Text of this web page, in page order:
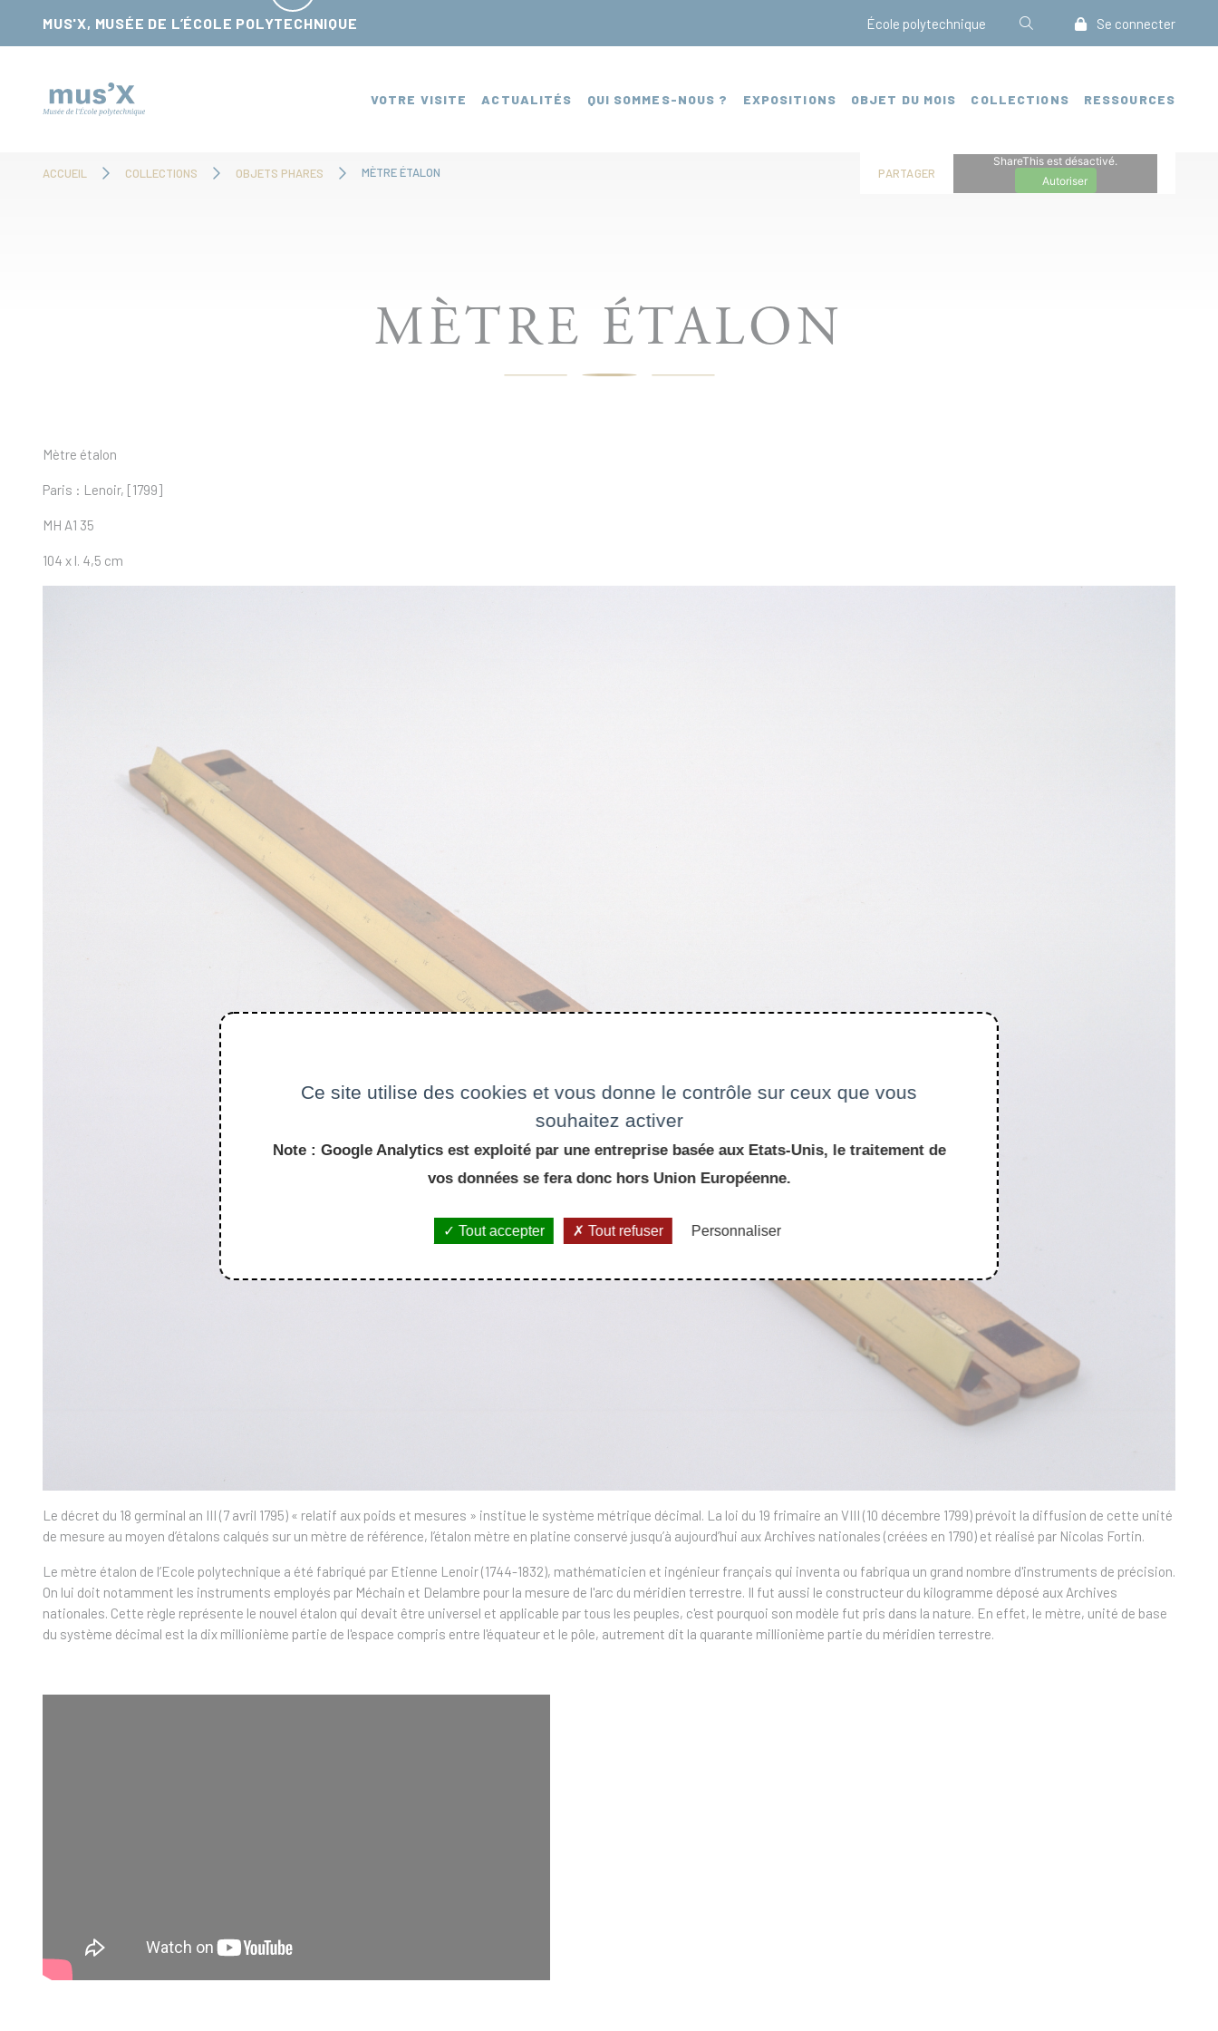
MUS'X, MUSÉE DE L’ÉCOLE POLYTECHNIQUE École polytechnique Se connecter
VOTRE VISITE ACTUALITÉS QUI SOMMES-NOUS ? EXPOSITIONS OBJET DU MOIS COLLECTIONS RESSOURCES
ACCUEIL COLLECTIONS OBJETS PHARES MÈTRE ÉTALON PARTAGER
ShareThis est désactivé.
Autoriser
MÈTRE ÉTALON
Mètre étalon
Paris : Lenoir, [1799]
MH A1 35
104 x l. 4,5 cm
Le décret du 18 germinal an III (7 avril 1795) « relatif aux poids et mesures » institue le système métrique décimal. La loi du 19 frimaire an VIII (10 décembre 1799) prévoit la diffusion de cette unité
de mesure au moyen d’étalons calqués sur un mètre de référence, l’étalon mètre en platine conservé jusqu’à aujourd’hui aux Archives nationales (créées en 1790) et réalisé par Nicolas Fortin.
Le mètre étalon de l’Ecole polytechnique a été fabriqué par Etienne Lenoir (1744-1832), mathématicien et ingénieur français qui inventa ou fabriqua un grand nombre d'instruments de précision.
On lui doit notamment les instruments employés par Méchain et Delambre pour la mesure de l'arc du méridien terrestre. Il fut aussi le constructeur du kilogramme déposé aux Archives
nationales. Cette règle représente le nouvel étalon qui devait être universel et applicable par tous les peuples, c'est pourquoi son modèle fut pris dans la nature. En effet, le mètre, unité de base
du système décimal est la dix millionième partie de l'espace compris entre l'équateur et le pôle, autrement dit la quarante millionième partie du méridien terrestre.
Ce site utilise des cookies et vous donne le contrôle sur ceux que vous
souhaitez activer
Note : Google Analytics est exploité par une entreprise basée aux Etats-Unis, le traitement de
vos données se fera donc hors Union Européenne.
Tout accepter Tout refuser Personnaliser